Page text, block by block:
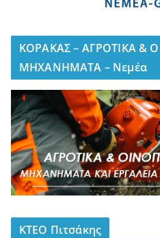
ΚΟΡΑΚΑΣ – ΑΓΡΟΤΙΚΑ &
ΜΗΧΑΝΗΜΑΤΑ – Νεμέα
ΚΤΕΟ Πιτσάκης